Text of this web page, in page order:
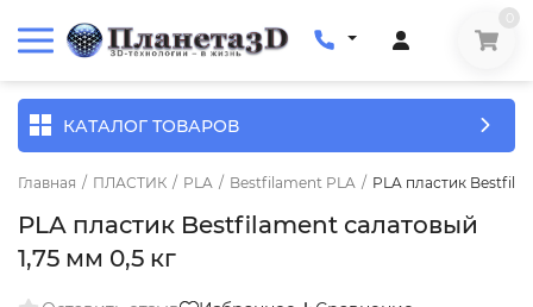
КАТАЛОГ ТОВАРОВ
Главная / ПЛАСТИК / PLA / Bestfilament PLA / PLA пластик
PLA пластик Bestfilament салатовый
1,75 мм 0,5 кг